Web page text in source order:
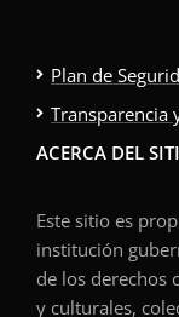
Plan de
Transparencia
ACERCA DEL
Este sitio es
institución
de los derechos
y culturales,